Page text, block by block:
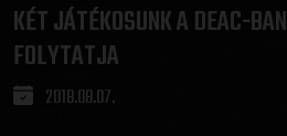
KÉT JÁTÉKOSUNK A DEAC-BAN
FOLYTATJA
2018.08.07.